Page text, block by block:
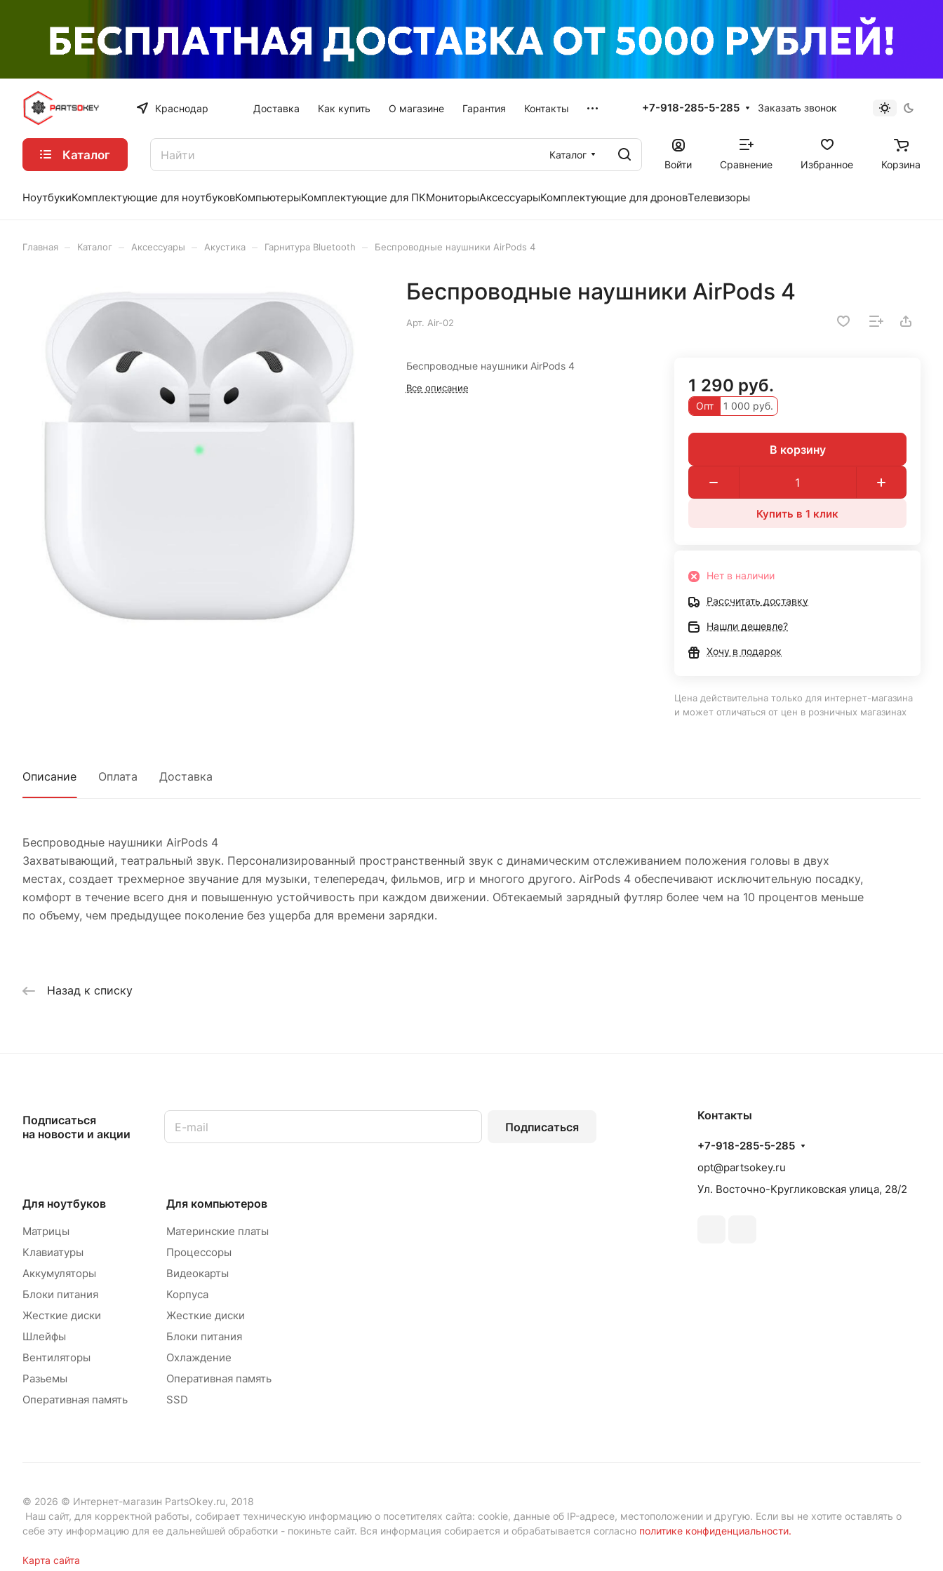
Краснодар Доставка Как купить О магазине Гарантия Контакты +7-918-285-5-285 Заказать звонок
Каталог
Каталог
Войти
Сравнение Избранное Корзина
НоутбукиКомплектующие для ноутбуковКомпьютерыКомплектующие для ПКМониторыАксессуарыКомплектующие для дроновТелевизоры
Главная Каталог Аксессуары Акустика Гарнитура Bluetooth Беспроводные наушники AirPods 4
Беспроводные наушники AirPods 4
Арт. Air-02
Беспроводные наушники AirPods 4
Все описание 1 290 руб.
Опт 1 000 руб.
В корзину
Купить в 1 клик
Нет в наличии
Рассчитать доставку
Нашли дешевле?
Хочу в подарок
Цена действительна только для интернет-магазина
и может отличаться от цен в розничных магазинах
Описание Оплата Доставка
Беспроводные наушники AirPods 4
Захватывающий, театральный звук. Персонализированный пространственный звук с динамическим отслеживанием положения головы в двух
местах, создает трехмерное звучание для музыки, телепередач, фильмов, игр и многого другого. AirPods 4 обеспечивают исключительную посадку,
комфорт в течение всего дня и повышенную устойчивость при каждом движении. Обтекаемый зарядный футляр более чем на 10 процентов меньше
по объему, чем предыдущее поколение без ущерба для времени зарядки.
Назад к списку
Подписаться
на новости и акции
Подписаться
Для ноутбуков
Матрицы
Клавиатуры
Аккумуляторы
Блоки питания
Жесткие диски
Шлейфы
Вентиляторы
Разьемы
Оперативная память
Для компьютеров
Материнские платы
Процессоры
Видеокарты
Корпуса
Жесткие диски
Блоки питания
Охлаждение
Оперативная память
SSD
Контакты
+7-918-285-5-285
opt@partsokey.ru
Ул. Восточно-Кругликовская улица, 28/2
© 2026 © Интернет-магазин PartsOkey.ru, 2018
Наш сайт, для корректной работы, собирает техническую информацию о посетителях сайта: cookie, данные об IP-адресе, местоположении и другую. Если вы не хотите оставлять о
себе эту информацию для ее дальнейшей обработки - покиньте сайт. Вся информация собирается и обрабатывается согласно политике конфиденциальности.
Карта сайта